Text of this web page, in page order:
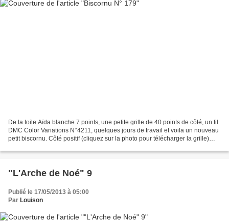
De la toile Aïda blanche 7 points, une petite grille de 40 points de côté, un fil
DMC Color Variations N°4211, quelques jours de travail et voila un nouveau
petit biscornu. Côté positif (cliquez sur la photo pour télécharger la grille)
"L'Arche de Noé" 9
Publié le 17/05/2013 à 05:00
Par Louison